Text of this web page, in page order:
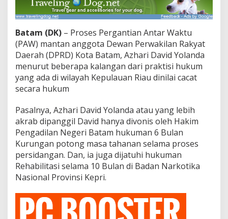
d
i
e
h
b
i
l
a
s
i
,
P
a
k
t
s
i
Batam (DK) – Proses Pergantian Antar Waktu
(PAW) mantan anggota Dewan Perwakilan Rakyat
Daerah (DPRD) Kota Batam, Azhari David Yolanda
menurut beberapa kalangan dari praktisi hukum
yang ada di wilayah Kepulauan Riau dinilai cacat
secara hukum
Pasalnya, Azhari David Yolanda atau yang lebih
akrab dipanggil David hanya divonis oleh Hakim
Pengadilan Negeri Batam hukuman 6 Bulan
Kurungan potong masa tahanan selama proses
persidangan. Dan, ia juga dijatuhi hukuman
Rehabilitasi selama 10 Bulan di Badan Narkotika
Nasional Provinsi Kepri.